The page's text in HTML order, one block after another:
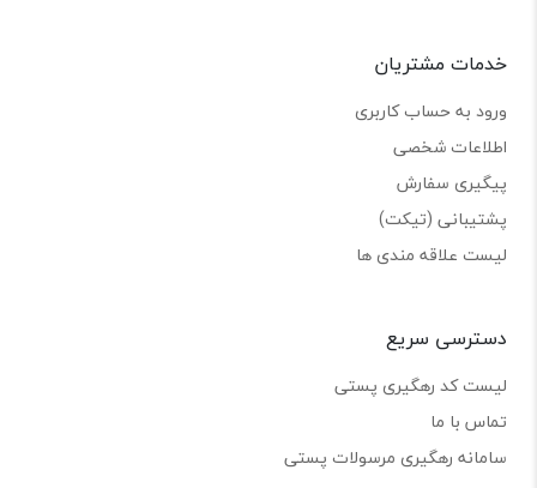
خدمات مشتریان
ورود به حساب کاربری
اطلاعات شخصی
پیگیری سفارش
پشتیبانی (تیکت)
لیست علاقه مندی ها
دسترسی سریع
لیست کد رهگیری پستی
تماس با ما
سامانه رهگیری مرسولات پستی